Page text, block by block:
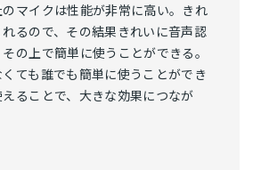
のマイクは性能が非常に高い。きれ
るので、その結果きれいに音声認
の上で簡単に使うことができる。
ても誰でも簡単に使うことができ
ることで、大きな効果につなが